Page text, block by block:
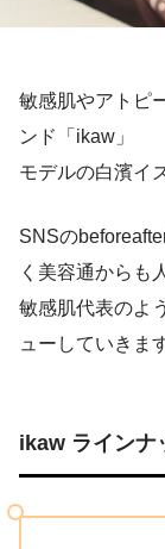
敏感肌やアトピ
ンド「ikaw」
モデルの白濱イ
SNSの
く美容通からも
敏感肌代表のよ
ューしていきま
ikaw ラインナ